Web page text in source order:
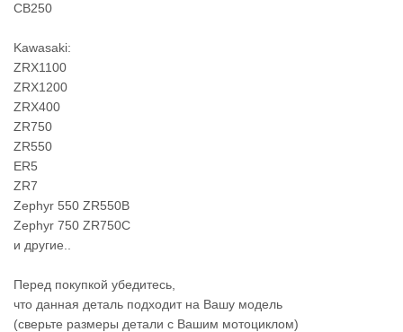
CB250
Kawasaki:
ZRX1100
ZRX1200
ZRX400
ZR750
ZR550
ER5
ZR7
Zephyr 550 ZR550B
Zephyr 750 ZR750C
и другие..
Перед покупкой убедитесь,
что данная деталь подходит на Вашу модель
(сверьте размеры детали с Вашим мотоциклом)